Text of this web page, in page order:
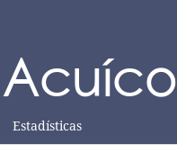
Estadísticas